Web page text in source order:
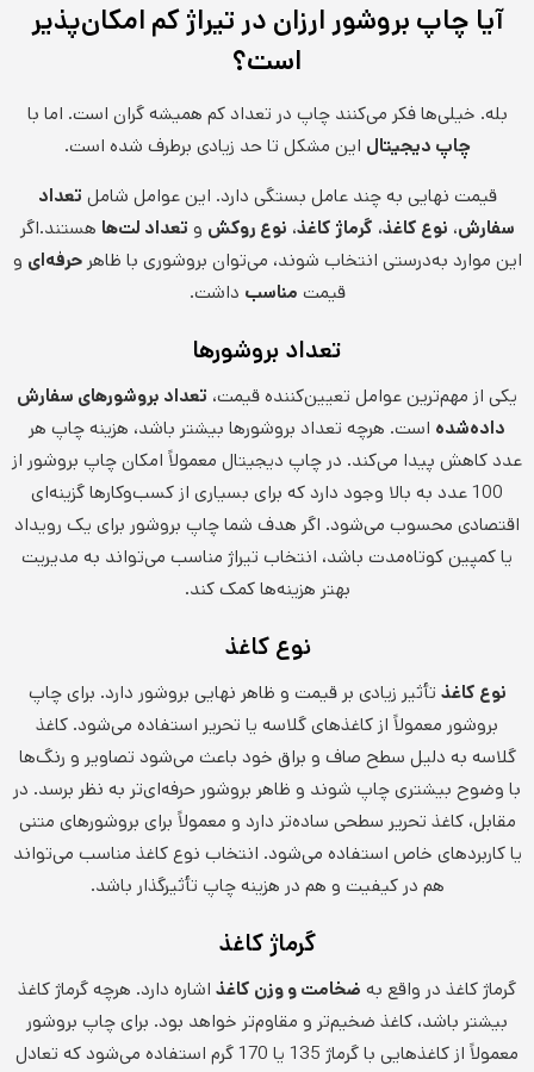
آیا چاپ بروشور ارزان در تیراژ کم امکان‌پذیر
است؟
بله. خیلی‌ها فکر می‌کنند چاپ در تعداد کم همیشه گران است. اما با
چاپ دیجیتال این مشکل تا حد زیادی برطرف شده است.
قیمت نهایی به چند عامل بستگی دارد. این عوامل شامل تعداد
سفارش، نوع کاغذ، گرماژ کاغذ، نوع روکش و تعداد لت‌ها هستند.اگر
این موارد به‌درستی انتخاب شوند، می‌توان بروشوری با ظاهرحرفه‌ای و
قیمت مناسب داشت.
تعداد بروشورها
یکی از مهم‌ترین عوامل تعیین‌کننده قیمت، تعداد بروشورهای سفارش
داده‌شده است. هرچه تعداد بروشورها بیشتر باشد، هزینه چاپ هر
عدد کاهش پیدا می‌کند. در چاپ دیجیتال معمولاً امکان چاپ بروشور از
100 عدد به بالا وجود دارد که برای بسیاری از کسب‌وکارها گزینه‌ای
اقتصادی محسوب می‌شود. اگر هدف شما چاپ بروشور برای یک رویداد
یا کمپین کوتاه‌مدت باشد، انتخاب تیراژ مناسب می‌تواند به مدیریت
بهتر هزینه‌ها کمک کند.
نوع کاغذ
نوع کاغذ تأثیر زیادی بر قیمت و ظاهر نهایی بروشور دارد. برای چاپ
بروشور معمولاً از کاغذهای گلاسه یا تحریر استفاده می‌شود. کاغذ
گلاسه به دلیل سطح صاف و براق خود باعث می‌شود تصاویر و رنگ‌ها
با وضوح بیشتری چاپ شوند و ظاهر بروشور حرفه‌ای‌تر به نظر برسد. در
مقابل، کاغذ تحریر سطحی ساده‌تر دارد و معمولاً برای بروشورهای متنی
یا کاربردهای خاص استفاده می‌شود. انتخاب نوع کاغذ مناسب می‌تواند
هم در کیفیت و هم در هزینه چاپ تأثیرگذار باشد.
گرماژ کاغذ
گرماژ کاغذ در واقع به ضخامت و وزن کاغذ اشاره دارد. هرچه گرماژ کاغذ
بیشتر باشد، کاغذ ضخیم‌تر و مقاوم‌تر خواهد بود. برای چاپ بروشور
معمولاً از کاغذهایی با گرماژ 135 یا 170 گرم استفاده می‌شود که تعادل